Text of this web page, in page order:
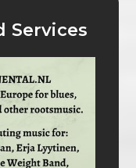
Services